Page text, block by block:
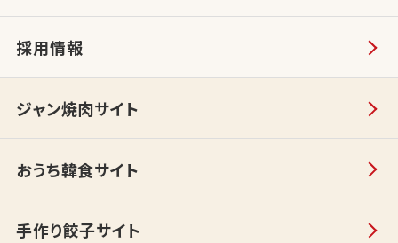
採用情報
ジャン焼肉サイト
おうち韓食サイト
手作り餃子サイト